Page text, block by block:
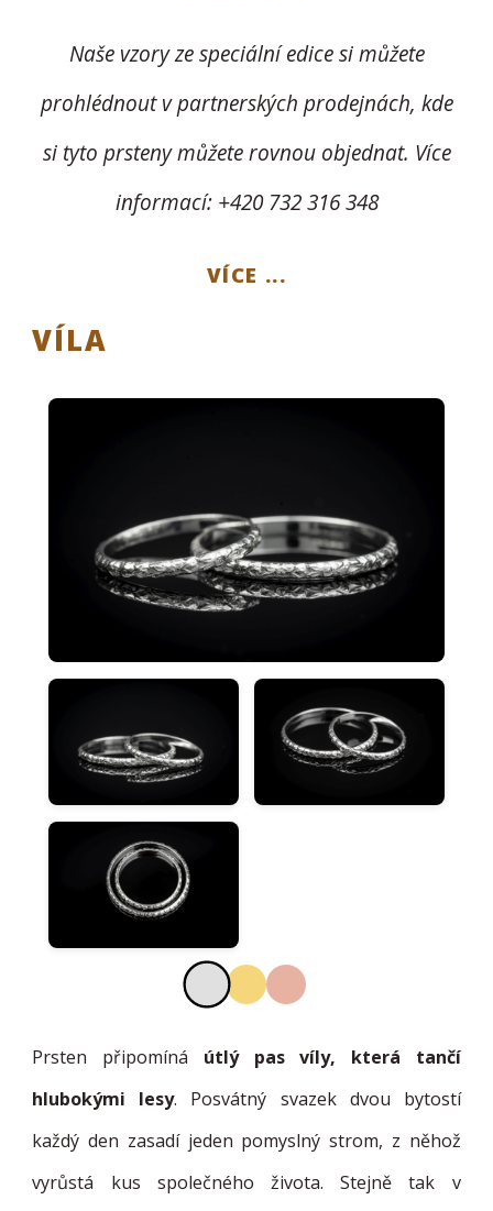
Naše vzory ze speciální edice si můžete
prohlédnout v partnerských prodejnách, kde
si tyto prsteny můžete rovnou objednat. Více
informací: +420 732 316 348
VÍCE ...
VÍLA
Prsten připomíná útlý pas víly, která tančí
hlubokými lesy. Posvátný svazek dvou bytostí
každý den zasadí jeden pomyslný strom, z něhož
vyrůstá kus společného života. Stejně tak v